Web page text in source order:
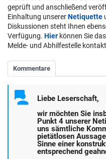
geprüft und anschließend
Einhaltung unsererNetiquette
Diskussionen steht Ihnen
Verfügung. Hier können Sie
Melde- und Abhilfestelle